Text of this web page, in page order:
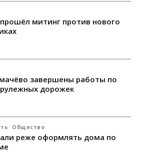
митинг против нового
завершены работы по
дорожек
Общество
реже оформлять дома по